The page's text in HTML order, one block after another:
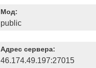
Мод:
public
Адрес сервера:
46.174.49.197:27015